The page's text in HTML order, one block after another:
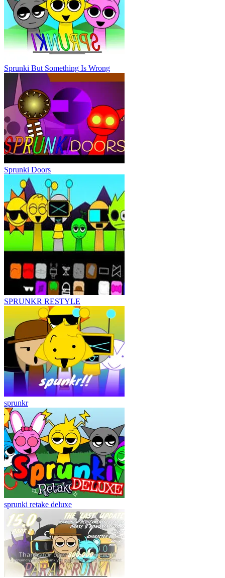
Sprunki But Something Is Wrong
Sprunki Doors
SPRUNKR RESTYLE
sprunkr
sprunki retake deluxe